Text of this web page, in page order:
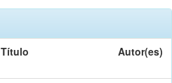
Título Autor(es)